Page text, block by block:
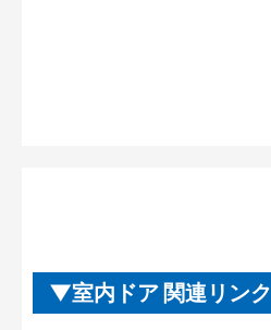
室内ドア 関連リンク